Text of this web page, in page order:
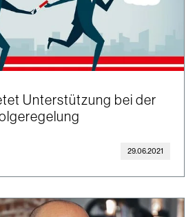
Unterstützung bei der
29.06.2021